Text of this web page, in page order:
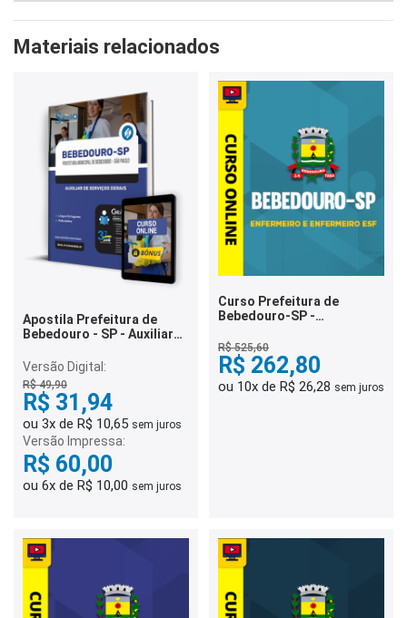
Materiais relacionados
Apostila Prefeitura de
Bebedouro - SP - Auxiliar
Versão Digital:
R$ 49,90
R$ 31,94
ou 3x de R$ 10,65 sem juros
Versão Impressa:
R$ 60,00
ou 6x de R$ 10,00 sem juros
Curso Prefeitura de
Bebedouro-SP -
ESF
R$ 525,60
R$ 262,80
ou 10x de R$ 26,28 sem juros